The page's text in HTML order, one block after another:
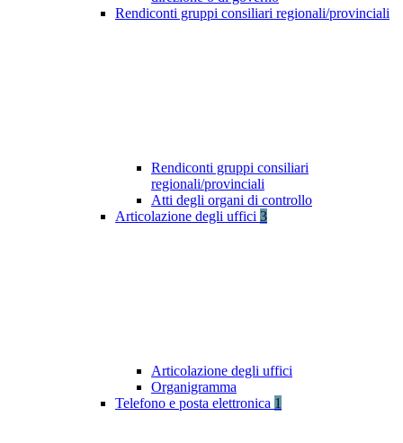
Rendiconti gruppi consiliari regionali/provinciali
Rendiconti gruppi consiliari
regionali/provinciali
Atti degli organi di controllo
Articolazione degli uffici 3
Articolazione degli uffici
Organigramma
Telefono e posta elettronica 1